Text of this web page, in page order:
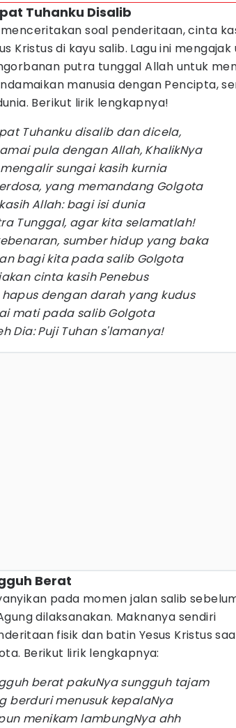
Tuhanku Disalib
soal penderitaan, cinta
Kristus di kayu salib. Lagu ini mengajak
putra tunggal Allah untuk
manusia dengan Pencipta,
Berikut lirik lengkapnya!
Tuhanku disalib dan dicela,
pula dengan Allah, KhalikNya
sungai kasih kurnia
yang memandang Golgota
Allah: bagi isi dunia
Tunggal, agar kita selamatlah!
sumber hidup yang baka
bagi kita pada salib Golgota
cinta kasih Penebus
dengan darah yang kudus
mati pada salib Golgota
Dia: Puji Tuhan s'lamanya!
Berat
pada momen jalan salib
dilaksanakan. Maknanya sendiri
fisik dan batin Yesus Kristus
Berikut lirik lengkapnya:
berat pakuNya sungguh tajam
berduri menusuk kepalaNya
menikam lambungNya ahh